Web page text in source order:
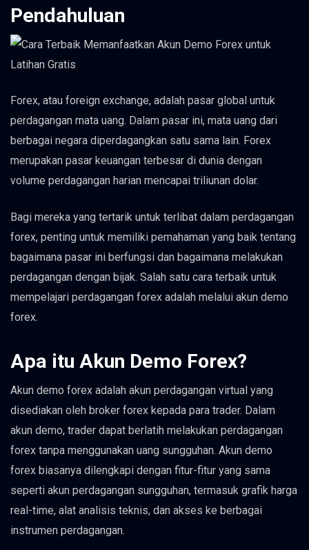
Pendahuluan
Forex, atau foreign exchange, adalah pasar global untuk
perdagangan mata uang. Dalam pasar ini, mata uang dari
berbagai negara diperdagangkan satu sama lain. Forex
merupakan pasar keuangan terbesar di dunia dengan
volume perdagangan harian mencapai triliunan dolar.
Bagi mereka yang tertarik untuk terlibat dalam perdagangan
forex, penting untuk memiliki pemahaman yang baik tentang
bagaimana pasar ini berfungsi dan bagaimana melakukan
perdagangan dengan bijak. Salah satu cara terbaik untuk
mempelajari perdagangan forex adalah melalui akun demo
forex.
Apa itu Akun Demo Forex?
Akun demo forex adalah akun perdagangan virtual yang
disediakan oleh broker forex kepada para trader. Dalam
akun demo, trader dapat berlatih melakukan perdagangan
forex tanpa menggunakan uang sungguhan. Akun demo
forex biasanya dilengkapi dengan fitur-fitur yang sama
seperti akun perdagangan sungguhan, termasuk grafik harga
real-time, alat analisis teknis, dan akses ke berbagai
instrumen perdagangan.